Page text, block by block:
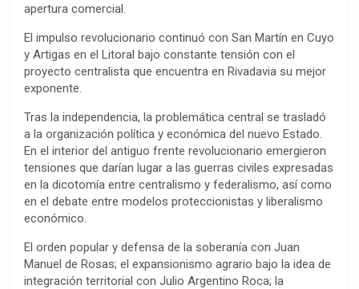
apertura comercial.
El impulso revolucionario continuó con San Martín en Cuyo
y Artigas en el Litoral bajo constante tensión con el
proyecto centralista que encuentra en Rivadavia su mejor
exponente.
Tras la independencia, la problemática central se trasladó
a la organización política y económica del nuevo Estado.
En el interior del antiguo frente revolucionario emergieron
tensiones que darían lugar a las guerras civiles expresadas
en la dicotomía entre centralismo y federalismo, así como
en el debate entre modelos proteccionistas y liberalismo
económico.
El orden popular y defensa de la soberanía con Juan
Manuel de Rosas; el expansionismo agrario bajo la idea de
integración territorial con Julio Argentino Roca; la